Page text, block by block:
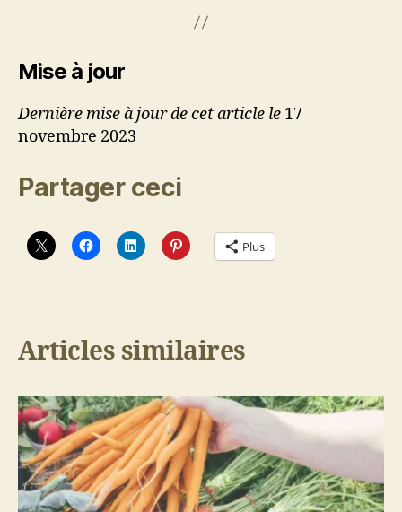
Mise à jour
Dernière mise à jour de cet article le 17
novembre 2023
Partager ceci
Plus
Articles similaires